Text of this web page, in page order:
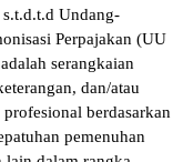
s.t.d.t.d Undang-
Perpajakan (UU
serangkaian
dan/atau
berdasarkan
pemenuhan